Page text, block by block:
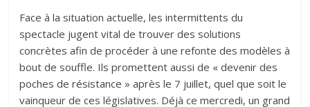
Face à la situation actuelle, les intermittents du
spectacle jugent vital de trouver des solutions
concrètes afin de procéder à une refonte des modèles à
bout de souffle. Ils promettent aussi de « devenir des
poches de résistance » après le 7 juillet, quel que soit le
vainqueur de ces législatives. Déjà ce mercredi, un grand